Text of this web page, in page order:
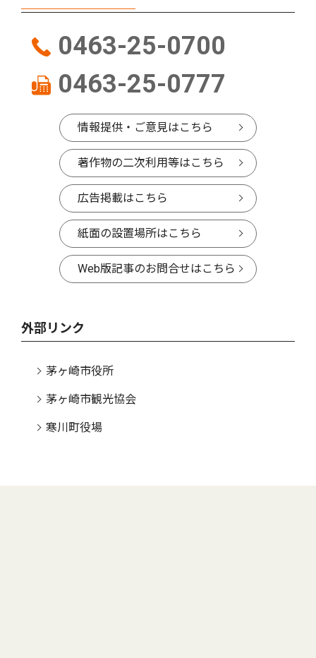
0463-25-0700
0463-25-0777
情報提供・ご意見はこちら
著作物の二次利用等はこちら
広告掲載はこちら
紙面の設置場所はこちら
Web版記事のお問合せはこちら
外部リンク
茅ヶ崎市役所
茅ヶ崎市観光協会
寒川町役場